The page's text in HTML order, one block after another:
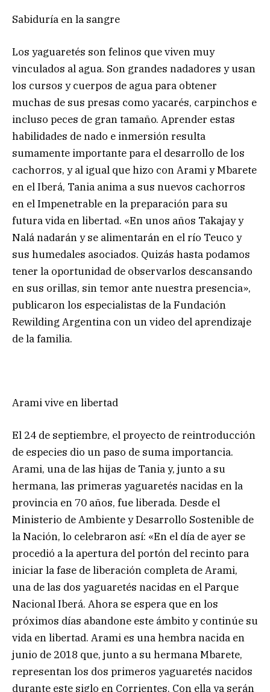
Sabiduría en la sangre
Los yaguaretés son felinos que viven muy
vinculados al agua. Son grandes nadadores y usan
los cursos y cuerpos de agua para obtener
muchas de sus presas como yacarés, carpinchos e
incluso peces de gran tamaño. Aprender estas
habilidades de nado e inmersión resulta
sumamente importante para el desarrollo de los
cachorros, y al igual que hizo con Arami y Mbarete
en el Iberá, Tania anima a sus nuevos cachorros
en el Impenetrable en la preparación para su
futura vida en libertad. «En unos años Takajay y
Nalá nadarán y se alimentarán en el río Teuco y
sus humedales asociados. Quizás hasta podamos
tener la oportunidad de observarlos descansando
en sus orillas, sin temor ante nuestra presencia»,
publicaron los especialistas de la Fundación
Rewilding Argentina con un video del aprendizaje
de la familia.
Arami vive en libertad
El 24 de septiembre, el proyecto de reintroducción
de especies dio un paso de suma importancia.
Arami, una de las hijas de Tania y, junto a su
hermana, las primeras yaguaretés nacidas en la
provincia en 70 años, fue liberada. Desde el
Ministerio de Ambiente y Desarrollo Sostenible de
la Nación, lo celebraron así: «En el día de ayer se
procedió a la apertura del portón del recinto para
iniciar la fase de liberación completa de Arami,
una de las dos yaguaretés nacidas en el Parque
Nacional Iberá. Ahora se espera que en los
próximos días abandone este ámbito y continúe su
vida en libertad. Arami es una hembra nacida en
junio de 2018 que, junto a su hermana Mbarete,
representan los dos primeros yaguaretés nacidos
durante este siglo en Corrientes. Con ella ya serán